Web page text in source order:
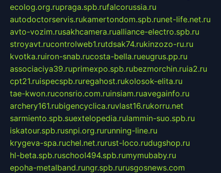
ecolog.org.rupraga.spb.rufalcorussia.ru
autodoctorservis.rukamertondom.spb.runet-life.net.ru
avto-vozim.rusakhcamera.rualliance-electro.spb.ru
stroyavt.rucontrolweb1.rutdsak74.rukinzozo-ru.ru
kvotka.ruiron-snab.rucosta-bella.rueugrus.pp.ru
associaciya39.ruprimexpo.spb.rubezmorchin.ruia2.ru
cpt21.ruispecspb.ruregahost.rukolosok-elita.ru
tae-kwon.ruconsrio.com.ruinsiam.ruavegainfo.ru
archery161.rubigencyclica.ruvlast16.rukorru.net
sarmiento.spb.suextelopedia.rulammin-suo.spb.ru
iskatour.spb.rusnpi.org.rurunning-line.ru
krygeva-spa.ruchel.net.rurust-loco.rudugshop.ru
hl-beta.spb.ruschool494.spb.rumymubaby.ru
epoha-metalband.rungr.spb.rurusgosnews.com